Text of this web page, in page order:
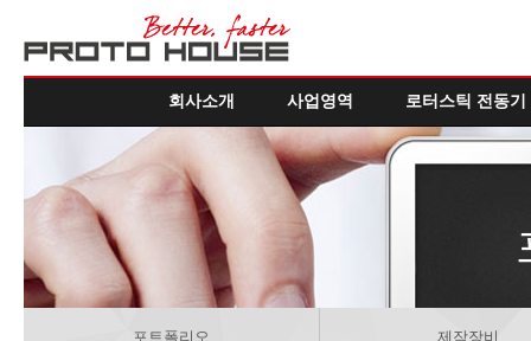
회사소개 사업영역 로터스틱 전동기
포트폴리오 제작장비